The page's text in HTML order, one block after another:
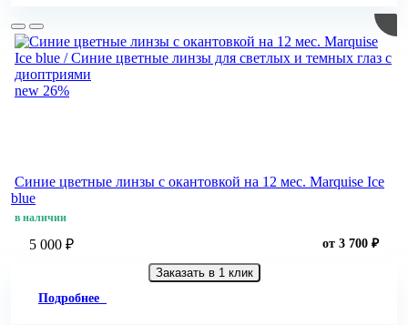
new 26%
Синие цветные линзы c окантовкой на 12 мес. Marquise Ice
blue
в наличии
5 000 ₽ от 3 700 ₽
Заказать в 1 клик
Подробнее